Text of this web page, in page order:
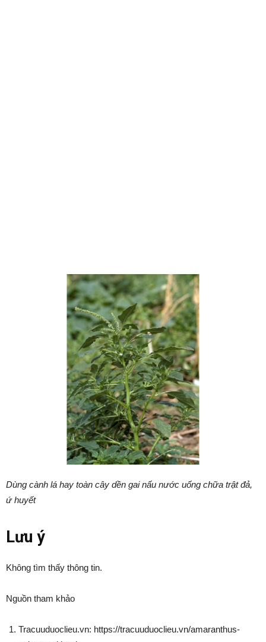
Dùng cành lá hay toàn cây dền gai nấu nước uống chữa trật đả,
ứ huyết
Lưu ý
Không tìm thấy thông tin.
Nguồn tham khảo
Tracuuduoclieu.vn: https://tracuuduoclieu.vn/amaranthus-